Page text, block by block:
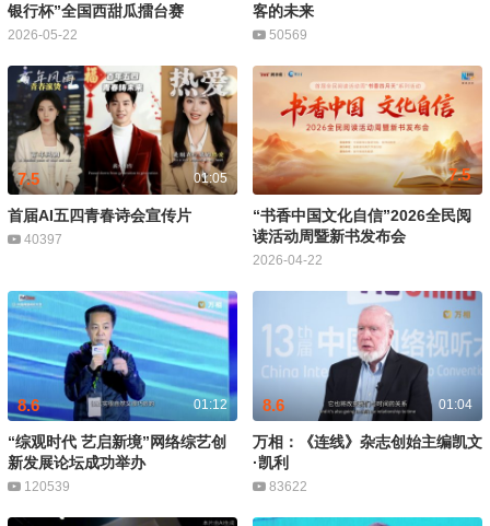
银行杯”全国西甜瓜擂台赛
2026-05-22
客的未来
50569
01:05
7.5
首届AI五四青春诗会宣传片
40397
7.5
“书香中国文化自信”2026全民阅
读活动周暨新书发布会
2026-04-22
01:12
8.6
“综观时代 艺启新境”网络综艺创
新发展论坛成功举办
120539
01:04
8.6
万相：《连线》杂志创始主编凯文
·凯利
83622